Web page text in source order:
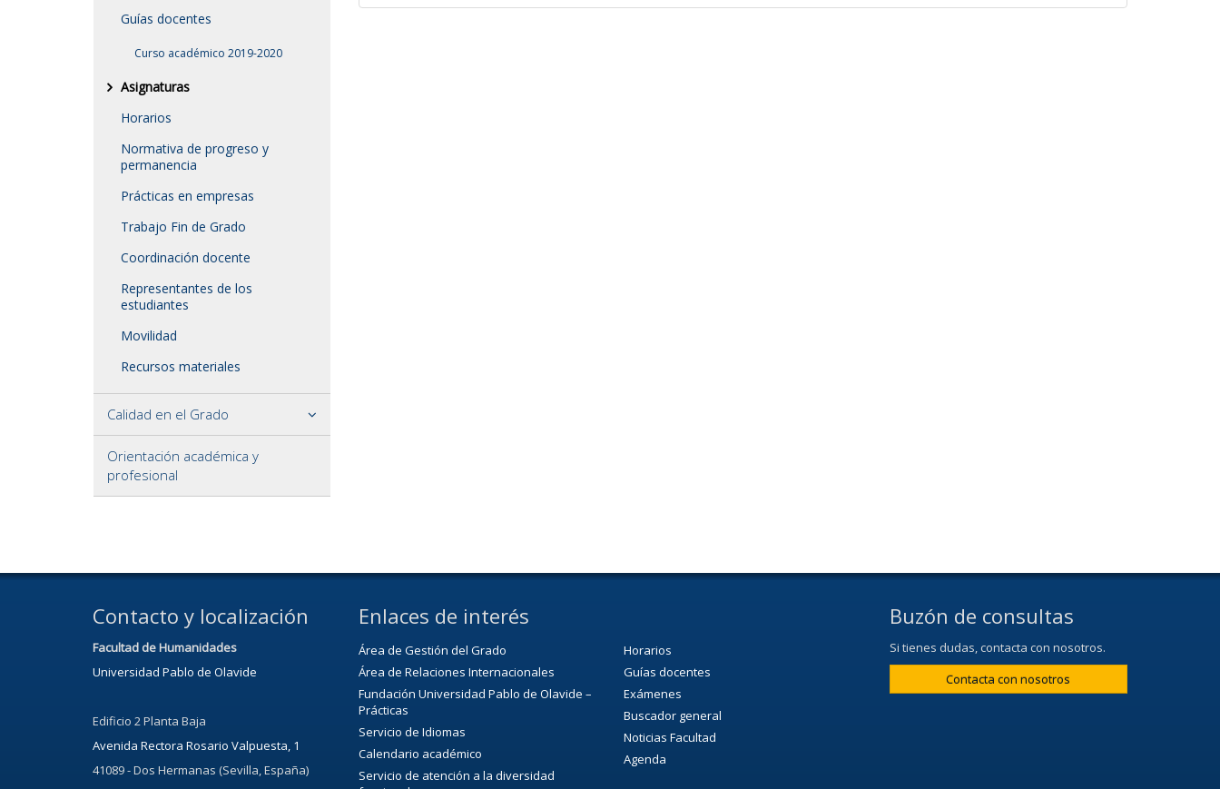
Guías docentes
Curso académico 2019-2020
Asignaturas
Horarios
Normativa de progreso y
permanencia
Prácticas en empresas
Trabajo Fin de Grado
Coordinación docente
Representantes de los
estudiantes
Movilidad
Recursos materiales
Calidad en el Grado
Orientación académica y
profesional
Contacto y localización
Facultad de Humanidades
Universidad Pablo de Olavide
Edificio 2 Planta Baja
Avenida Rectora Rosario Valpuesta, 1
41089 - Dos Hermanas (Sevilla, España)
Enlaces de interés
Área de Gestión del Grado
Área de Relaciones Internacionales
Fundación Universidad Pablo de Olavide –
Prácticas
Servicio de Idiomas
Calendario académico
Servicio de atención a la diversidad
Horarios
Guías docentes
Exámenes
Buscador general
Noticias Facultad
Agenda
Buzón de consultas
Si tienes dudas, contacta con nosotros.
Contacta con nosotros